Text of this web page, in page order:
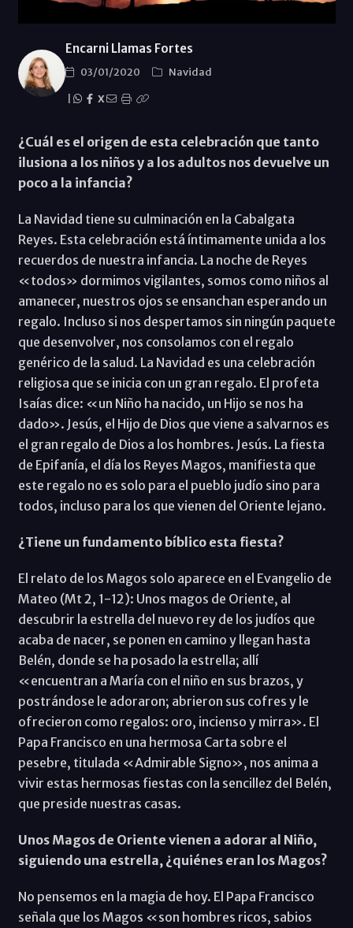
Encarni Llamas Fortes
03/01/2020
Navidad
X
¿Cuál es el origen de esta celebración que tanto
ilusiona a los niños y a los adultos nos devuelve un
poco a la infancia?
La Navidad tiene su culminación en la Cabalgata
Reyes. Esta celebración está íntimamente unida a los
recuerdos de nuestra infancia. La noche de Reyes
«todos» dormimos vigilantes, somos como niños al
amanecer, nuestros ojos se ensanchan esperando un
regalo. Incluso si nos despertamos sin ningún paquete
que desenvolver, nos consolamos con el regalo
genérico de la salud. La Navidad es una celebración
religiosa que se inicia con un gran regalo. El profeta
Isaías dice: «un Niño ha nacido, un Hijo se nos ha
dado». Jesús, el Hijo de Dios que viene a salvarnos es
el gran regalo de Dios a los hombres. Jesús. La fiesta
de Epifanía, el día los Reyes Magos, manifiesta que
este regalo no es solo para el pueblo judío sino para
todos, incluso para los que vienen del Oriente lejano.
¿Tiene un fundamento bíblico esta fiesta?
El relato de los Magos solo aparece en el Evangelio de
Mateo (Mt 2, 1-12): Unos magos de Oriente, al
descubrir la estrella del nuevo rey de los judíos que
acaba de nacer, se ponen en camino y llegan hasta
Belén, donde se ha posado la estrella; allí
«encuentran a María con el niño en sus brazos, y
postrándose le adoraron; abrieron sus cofres y le
ofrecieron como regalos: oro, incienso y mirra». El
Papa Francisco en una hermosa Carta sobre el
pesebre, titulada «Admirable Signo», nos anima a
vivir estas hermosas fiestas con la sencillez del Belén,
que preside nuestras casas.
Unos Magos de Oriente vienen a adorar al Niño,
siguiendo una estrella, ¿quiénes eran los Magos?
No pensemos en la magia de hoy. El Papa Francisco
señala que los Magos «son hombres ricos, sabios